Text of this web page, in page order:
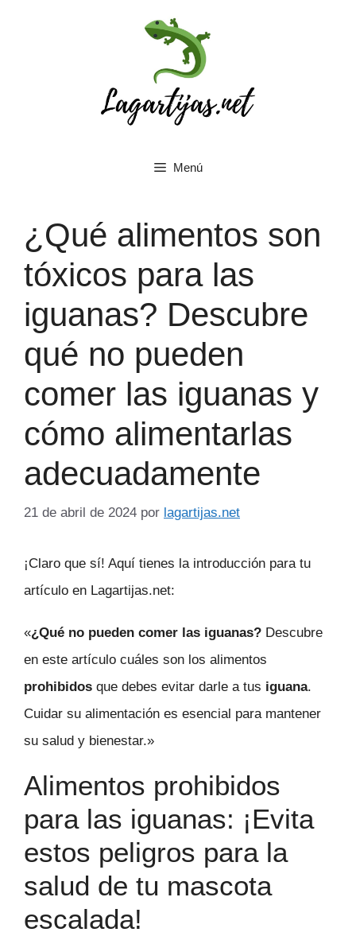
Menú
¿Qué alimentos son
tóxicos para las
iguanas? Descubre
qué no pueden
comer las iguanas y
cómo alimentarlas
adecuadamente
21 de abril de 2024 por lagartijas.net
¡Claro que sí! Aquí tienes la introducción para tu
artículo en Lagartijas.net:
«¿Qué no pueden comer las iguanas? Descubre
en este artículo cuáles son los alimentos
prohibidos que debes evitar darle a tus iguana.
Cuidar su alimentación es esencial para mantener
su salud y bienestar.»
Alimentos prohibidos
para las iguanas: ¡Evita
estos peligros para la
salud de tu mascota
escalada!